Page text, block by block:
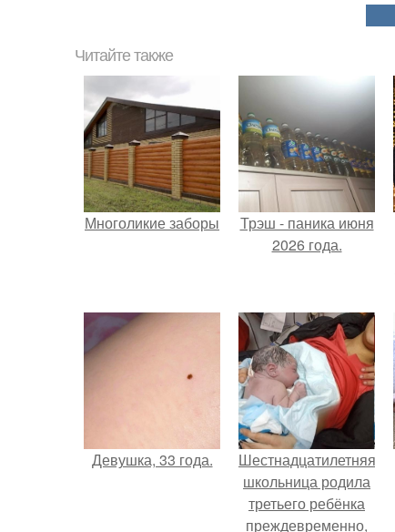
Читайте также
Многоликие заборы
Трэш - паника июня
2026 года.
Девушка, 33 года.
Шестнадцатилетняя
школьница родила
третьего ребёнка
преждевременно,